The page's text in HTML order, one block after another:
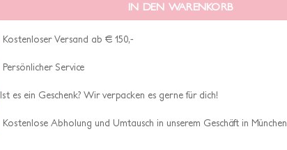
IN DEN WARENKORB
Kostenloser Versand ab € 150,-
Persönlicher Service
Ist es ein Geschenk? Wir verpacken es gerne für dich!
Kostenlose Abholung und Umtausch in unserem Geschäft in München